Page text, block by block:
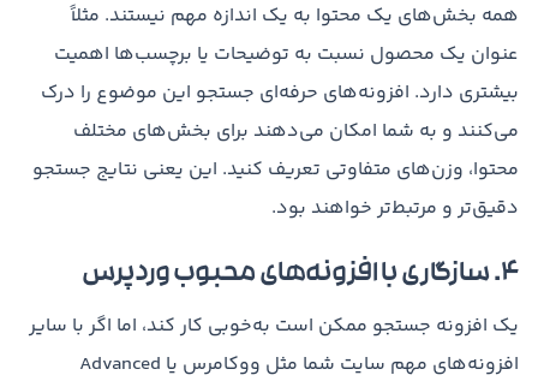
همه بخش‌های یک محتوا به یک اندازه مهم نیستند. مثلاً
عنوان یک محصول نسبت به توضیحات یا برچسب‌ها اهمیت
بیشتری دارد. افزونه‌های حرفه‌ای جستجو این موضوع را درک
می‌کنند و به شما امکان می‌دهند برای بخش‌های مختلف
محتوا، وزن‌های متفاوتی تعریف کنید. این یعنی نتایج جستجو
دقیق‌تر و مرتبط‌تر خواهند بود.
۴. سازگاری با افزونه‌های محبوب وردپرس
یک افزونه جستجو ممکن است به‌خوبی کار کند، اما اگر با سایر
افزونه‌های مهم سایت شما مثل ووکامرس یا Advanced